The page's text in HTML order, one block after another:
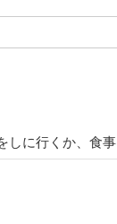
しに行くか、食